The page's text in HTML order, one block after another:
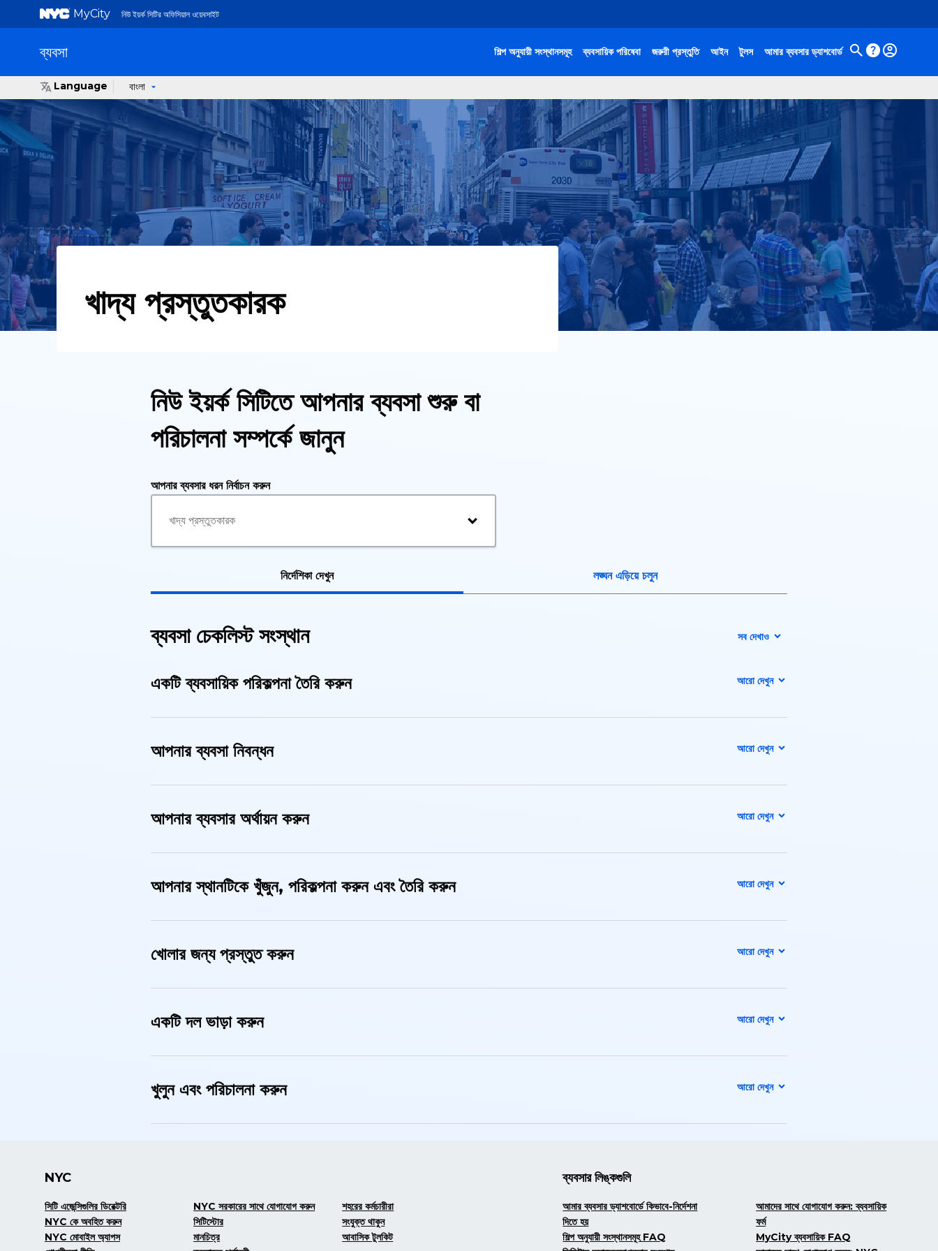
MyCity নিউ ইয়র্ক সিটির অফিসিয়াল ওয়েবসাইট
ব্যবসা শিল্প অনুযায়ী সংস্থানসমূহ ব্যবসায়িক পরিষেবা জরুরী প্রস্তুতি আইন টুলস আমার ব্যবসার ড্যাশবোর্ড
Language বাংলা
খাদ্য প্রস্তুতকারক
নিউ ইয়র্ক সিটিতে আপনার ব্যবসা শুরু বা
পরিচালনা সম্পর্কে জানুন
আপনার ব্যবসার ধরন নির্বাচন করুন
নির্দেশিকা দেখুন লঙ্ঘন এড়িয়ে চলুন
ব্যবসা চেকলিস্ট সংস্থান সব দেখাও
একটি ব্যবসায়িক পরিকল্পনা তৈরি করুন
আপনার ব্যবসা নিবন্ধন
আপনার ব্যবসার অর্থায়ন করুন
আপনার স্থানটিকে খুঁজুন, পরিকল্পনা করুন এবং তৈরি করুন
খোলার জন্য প্রস্তুত করুন
একটি দল ভাড়া করুন
খুলুন এবং পরিচালনা করুন
NYC
সিটি এজেন্সিগুলির ডিরেক্টরি
NYC কে অবহিত করুন
NYC মোবাইল অ্যাপস
NYC সরকারের সাথে যোগাযোগ করুন
সিটিস্টোর
মানচিত্র
শহরের কর্মচারীরা
সংযুক্ত থাকুন
আবাসিক টুলকিট
ব্যবসার লিঙ্কগুলি
আমার ব্যবসার ড্যাশবোর্ডে কিভাবে-নির্দেশনা
দিতে হয়
শিল্প অনুযায়ী সংস্থানসমূহ FAQ
আমাদের সাথে যোগাযোগ করুন: ব্যবসায়িক
ফর্ম
MyCity ব্যবসায়িক FAQ